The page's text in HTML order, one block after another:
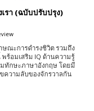
รา (ฉบับปรับปรุง)
ษณะการดำรงชิวิต รวมถึง
ร้อมเสริม IQ ด้านความรู้
ทักษะภาษาอังกฤษ โดยมี
ความลับของจักรวาลกัน